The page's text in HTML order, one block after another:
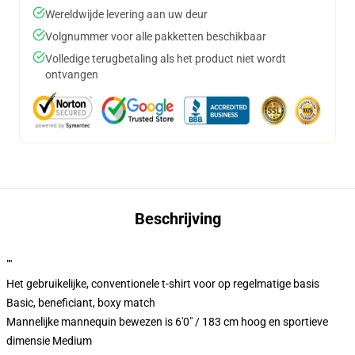
Wereldwijde levering aan uw deur
Volgnummer voor alle pakketten beschikbaar
Volledige terugbetaling als het product niet wordt
ontvangen
Beschrijving
""
Het gebruikelijke, conventionele t-shirt voor op regelmatige basis
Basic, beneficiant, boxy match
Mannelijke mannequin bewezen is 6'0" / 183 cm hoog en sportieve
dimensie Medium